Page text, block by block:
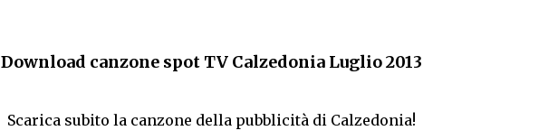
Download canzone spot TV Calzedonia Luglio 2013
Scarica subito la canzone della pubblicità di Calzedonia!